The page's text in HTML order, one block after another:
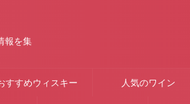
報を集
すすめウィスキー 人気のワイン